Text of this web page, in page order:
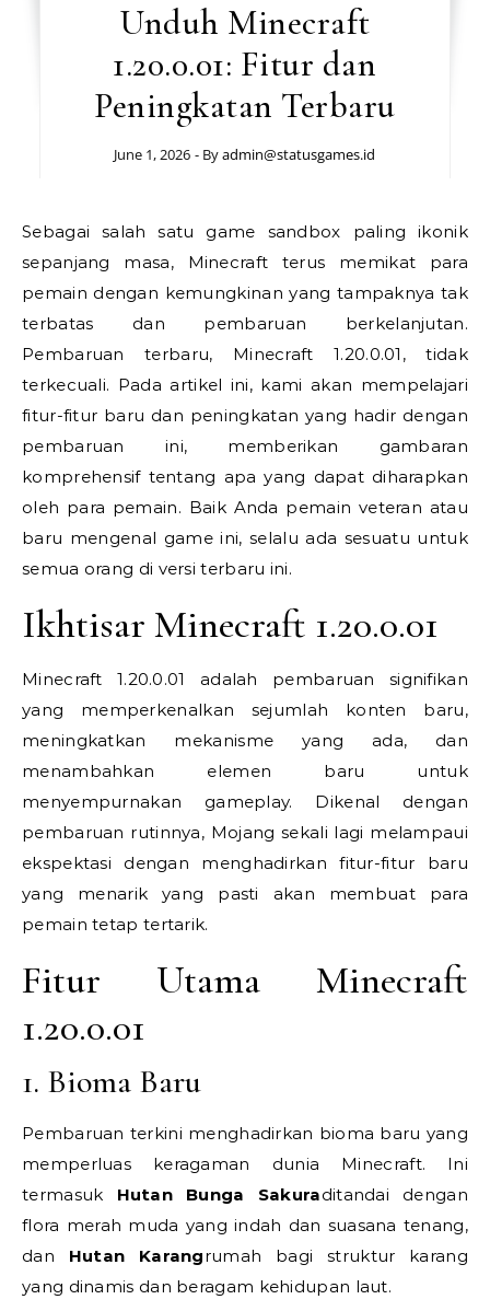
Unduh Minecraft
1.20.0.01: Fitur dan
Peningkatan Terbaru
June 1, 2026 - Byadmin@statusgames.id
Sebagai salah satu game sandbox paling ikonik
sepanjang masa, Minecraft terus memikat para
pemain dengan kemungkinan yang tampaknya tak
terbatas dan pembaruan berkelanjutan.
Pembaruan terbaru, Minecraft 1.20.0.01, tidak
terkecuali. Pada artikel ini, kami akan mempelajari
fitur-fitur baru dan peningkatan yang hadir dengan
pembaruan ini, memberikan gambaran
komprehensif tentang apa yang dapat diharapkan
oleh para pemain. Baik Anda pemain veteran atau
baru mengenal game ini, selalu ada sesuatu untuk
semua orang di versi terbaru ini.
Ikhtisar Minecraft 1.20.0.01
Minecraft 1.20.0.01 adalah pembaruan signifikan
yang memperkenalkan sejumlah konten baru,
meningkatkan mekanisme yang ada, dan
menambahkan elemen baru untuk
menyempurnakan gameplay. Dikenal dengan
pembaruan rutinnya, Mojang sekali lagi melampaui
ekspektasi dengan menghadirkan fitur-fitur baru
yang menarik yang pasti akan membuat para
pemain tetap tertarik.
Fitur Utama Minecraft
1.20.0.01
1. Bioma Baru
Pembaruan terkini menghadirkan bioma baru yang
memperluas keragaman dunia Minecraft. Ini
termasuk Hutan Bunga Sakuraditandai dengan
flora merah muda yang indah dan suasana tenang,
dan Hutan Karangrumah bagi struktur karang
yang dinamis dan beragam kehidupan laut.